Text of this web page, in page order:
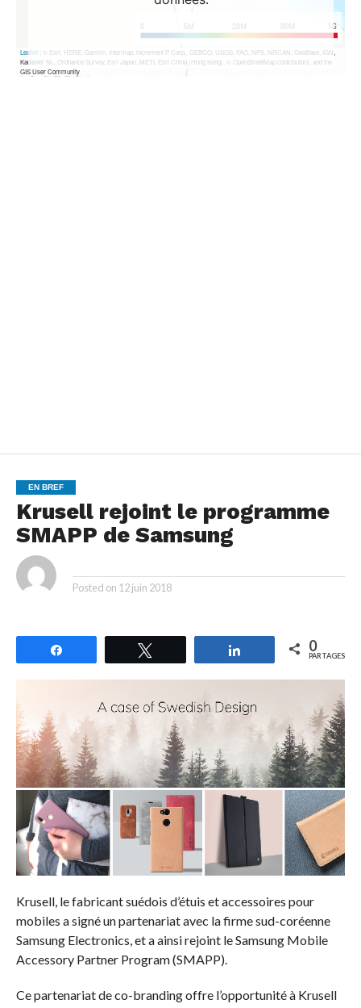
EN BREF
Krusell rejoint le programme
SMAPP de Samsung
Posted on 12 juin 2018
Partagez 0
PARTAGES
Krusell, le fabricant suédois d’étuis et accessoires pour
mobiles a signé un partenariat avec la firme sud-coréenne
Samsung Electronics, et a ainsi rejoint le Samsung Mobile
Accessory Partner Program (SMAPP).
Ce partenariat de co-branding offre l’opportunité à Krusell